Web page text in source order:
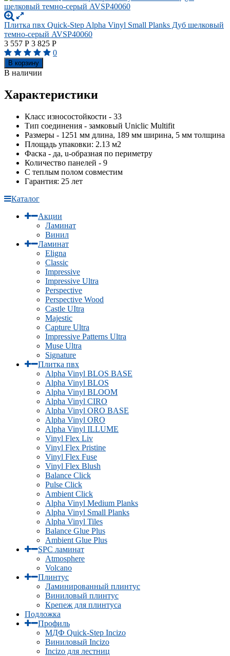
Плитка пвх Quick-Step Alpha Vinyl Small Planks Дуб шелковый
темно-серый AVSP40060
3 557 Р 3 825 Р
0
В корзину
В наличии
Характеристики
Класс износостойкости - 33
Тип соединения - замковый Uniclic Multifit
Размеры - 1251 мм длина, 189 мм ширина, 5 мм толщина
Площадь упаковки: 2.13 м2
Фаска - да, u-образная по периметру
Количество панелей - 9
С теплым полом совместим
Гарантия: 25 лет
Каталог
Акции
Ламинат
Винил
Ламинат
Eligna
Classic
Impressive
Impressive Ultra
Perspective
Perspective Wood
Castle UItra
Majestic
Capture Ultra
Impressive Patterns Ultra
Muse Ultra
Signature
Плитка пвх
Alpha Vinyl BLOS BASE
Alpha Vinyl BLOS
Alpha Vinyl BLOOM
Alpha Vinyl CIRO
Alpha Vinyl ORO BASE
Alpha Vinyl ORO
Alpha Vinyl ILLUME
Vinyl Flex Liv
Vinyl Flex Pristine
Vinyl Flex Fuse
Vinyl Flex Blush
Balance Click
Pulse Click
Ambient Click
Alpha Vinyl Medium Planks
Alpha Vinyl Small Planks
Alpha Vinyl Tiles
Balance Glue Plus
Ambient Glue Plus
SPC ламинат
Atmosphere
Volcano
Плинтус
Ламинированный плинтус
Виниловый плинтус
Крепеж для плинтуса
Подложка
Профиль
МДФ Quick-Step Incizo
Виниловый Incizo
Incizo для лестниц